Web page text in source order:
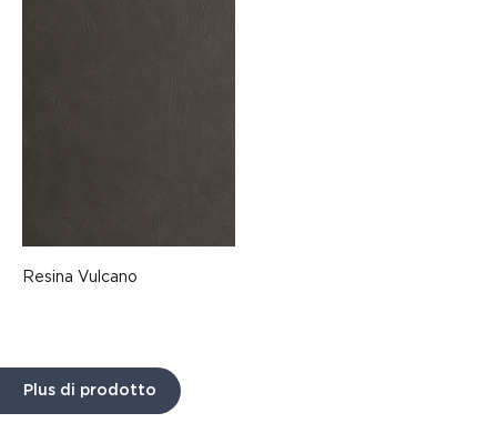
Resina Vulcano
Plus di prodotto